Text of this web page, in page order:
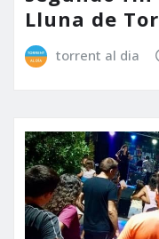
Lluna de
torrent al dia